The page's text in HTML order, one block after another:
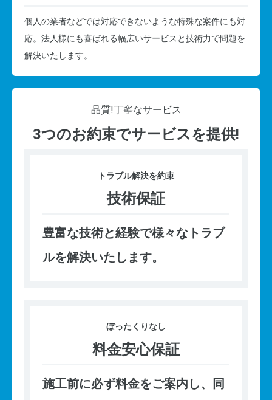
個人の業者などでは対応できないような特殊な案件にも対
応。法人様にも喜ばれる幅広いサービスと技術力で問題を
解決いたします。
品質!丁寧なサービス
3つのお約束でサービスを提供!
トラブル解決を約束
技術保証
豊富な技術と経験で様々なトラブ
ルを解決いたします。
ぼったくりなし
料金安心保証
施工前に必ず料金をご案内し、同